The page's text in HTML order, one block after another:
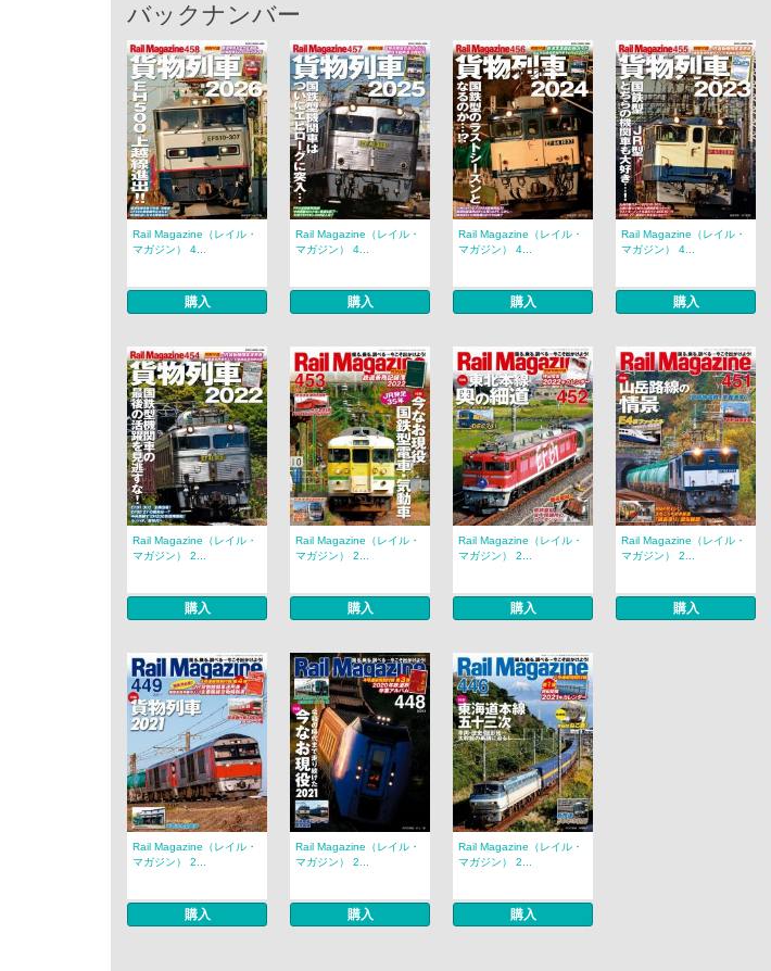
バックナンバー
Rail Magazine（レイル・
マガジン） 4...
購入
Rail Magazine（レイル・
マガジン） 4...
購入
Rail Magazine（レイル・
マガジン） 4...
購入
Rail Magazine（レイル・
マガジン） 4...
購入
Rail Magazine（レイル・
マガジン） 2...
購入
Rail Magazine（レイル・
マガジン） 2...
購入
Rail Magazine（レイル・
マガジン） 2...
購入
Rail Magazine（レイル・
マガジン） 2...
購入
Rail Magazine（レイル・
マガジン） 2...
購入
Rail Magazine（レイル・
マガジン） 2...
購入
Rail Magazine（レイル・
マガジン） 2...
購入